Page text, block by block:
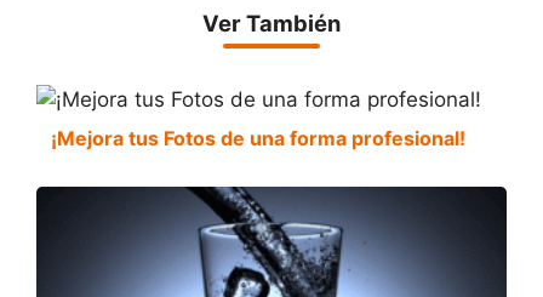
Ver También
¡Mejora tus Fotos de una forma profesional!